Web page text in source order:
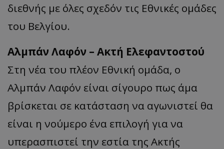
διεθνής με όλες σχεδόν τις Εθνικές ομάδες
του Βελγίου.
Αλμπάν Λαφόν – Ακτή Ελεφαντοστού
Στη νέα του πλέον Εθνική ομάδα, ο
Αλμπάν Λαφόν είναι σίγουρο πως άμα
βρίσκεται σε κατάσταση να αγωνιστεί θα
είναι η νούμερο ένα επιλογή για να
υπερασπιστεί την εστία της Ακτής